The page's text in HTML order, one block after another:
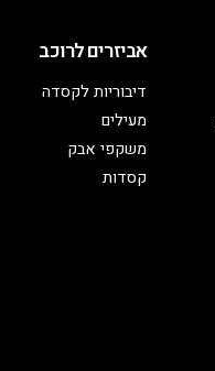
אביזרים לרוכב
דיבוריות לקסדה
מעילים
משקפי אבק
קסדות